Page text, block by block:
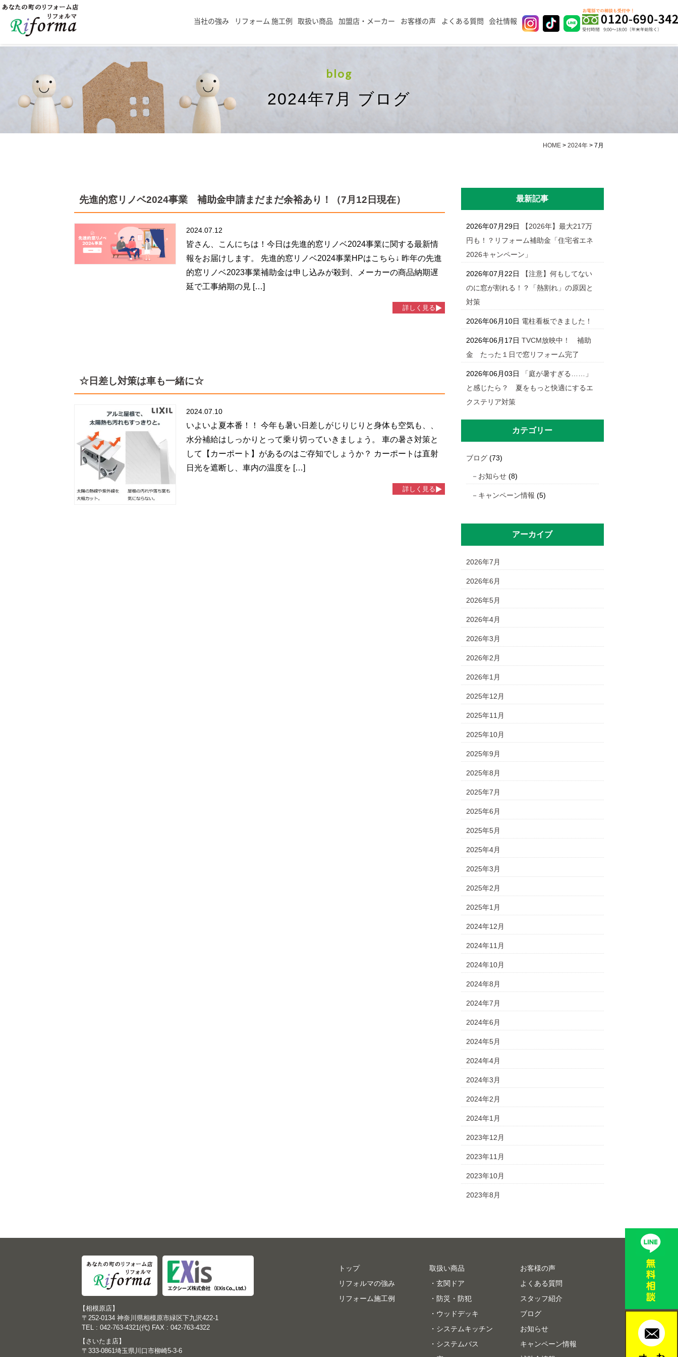
当社の強み リフォーム 施工例 取扱い商品 加盟店・メーカー お客様の声 よくある質問 会社情報
blog
2024年7月 ブログ
HOME > 2024年 > 7月
先進的窓リノベ2024事業 補助金申請まだまだ余裕あり！（7月12日現在）
2024.07.12
皆さん、こんにちは！今日は先進的窓リノベ2024事業に関する最新情
報をお届けします。 先進的窓リノベ2024事業HPはこちら↓ 昨年の先進
的窓リノベ2023事業補助金は申し込みが殺到、メーカーの商品納期遅
延で工事納期の見 […]
詳しく見る
☆日差し対策は車も一緒に☆
2024.07.10
いよいよ夏本番！！ 今年も暑い日差しがじりじりと身体も空気も、、
水分補給はしっかりとって乗り切っていきましょう。 車の暑さ対策と
して【カーポート】があるのはご存知でしょうか？ カーポートは直射
日光を遮断し、車内の温度を […]
詳しく見る
最新記事
2026年07月29日
【2026年】最大217万
円も！？リフォーム補助金「住宅省エネ
2026キャンペーン」
2026年07月22日
【注意】何もしてない
のに窓が割れる！？「熱割れ」の原因と
対策
2026年06月10日 電柱看板できました！
2026年06月17日 TVCM放映中！ 補助
金 たった１日で窓リフォーム完了
2026年06月03日
「庭が暑すぎる……」
と感じたら？ 夏をもっと快適にするエ
クステリア対策
カテゴリー
ブログ(73)
お知らせ(8)
キャンペーン情報 (5)
アーカイブ
2026年7月
2026年6月
2026年5月
2026年4月
2026年3月
2026年2月
2026年1月
2025年12月
2025年11月
2025年10月
2025年9月
2025年8月
2025年7月
2025年6月
2025年5月
2025年4月
2025年3月
2025年2月
2025年1月
2024年12月
2024年11月
2024年10月
2024年8月
2024年7月
2024年6月
2024年5月
2024年4月
2024年3月
2024年2月
2024年1月
2023年12月
2023年11月
2023年10月
2023年8月
トップ
リフォルマの強み
リフォーム施工例
取扱い商品
・玄関ドア
・防災・防犯
・ウッドデッキ
・システムキッチン
・システムバス
お客様の声
よくある質問
スタッフ紹介
ブログ
お知らせ
キャンペーン情報
【相模原店】
〒252-0134 神奈川県相模原市緑区下九沢422-1
TEL : 042-763-4321(代) FAX : 042-763-4322
【さいたま店】
〒333-0861埼玉県川口市柳崎5-3-6